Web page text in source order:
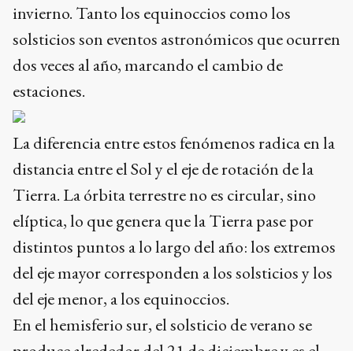
invierno. Tanto los equinoccios como los
solsticios son eventos astronómicos que ocurren
dos veces al año, marcando el cambio de
estaciones.
La diferencia entre estos fenómenos radica en la
distancia entre el Sol y el eje de rotación de la
Tierra. La órbita terrestre no es circular, sino
elíptica, lo que genera que la Tierra pase por
distintos puntos a lo largo del año: los extremos
del eje mayor corresponden a los solsticios y los
del eje menor, a los equinoccios.
En el hemisferio sur, el solsticio de verano se